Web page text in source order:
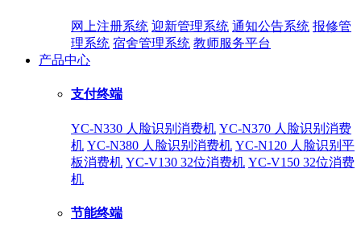
网上注册系统 迎新管理系统 通知公告系统 报修管
理系统 宿舍管理系统 教师服务平台
产品中心
支付终端
YC-N330 人脸识别消费机 YC-N370 人脸识别消费
机 YC-N380 人脸识别消费机 YC-N120 人脸识别平
板消费机 YC-V130 32位消费机 YC-V150 32位消费
机
节能终端